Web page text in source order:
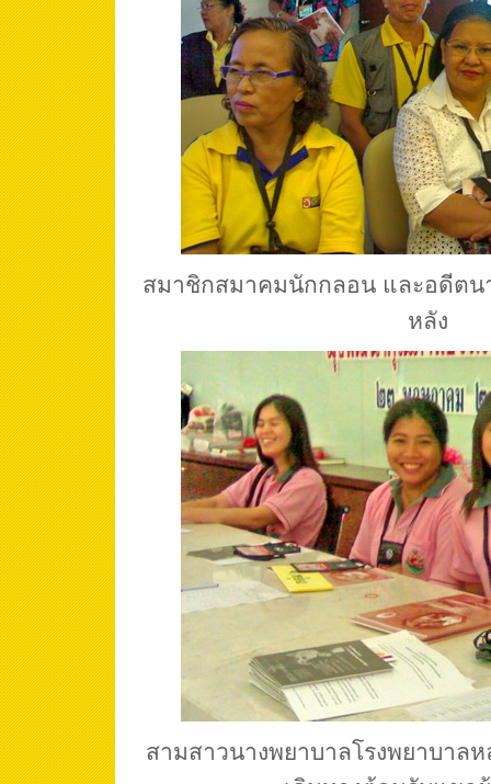
สมาชิกสมาคมนักกลอน และอดีต
หลัง
สามสาวนางพยาบาลโรงพยาบาล